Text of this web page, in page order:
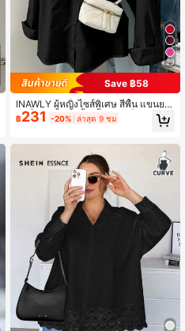
23
Save ฿58
INAWLY ผู้หญิงไซส์พิเศษ สีพื้น แขนยา
ว เดี่ยว กระดุม เสื้อเชิ้ตแบบเป็นทางกา
ร/ทำงาน
฿231 -20% ล่าสุด 9 ชม